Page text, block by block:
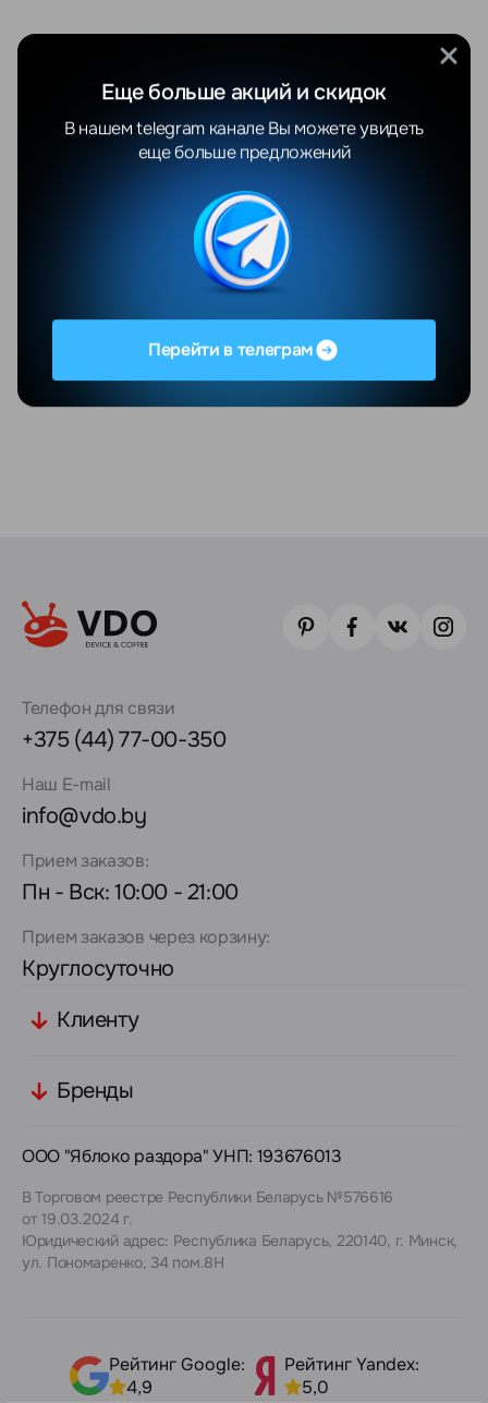
Телефон для связи
+375 (44) 77-00-350
Наш E-mail
info@vdo.by
Прием заказов:
Пн - Вск: 10:00 - 21:00
Прием заказов через корзину:
Круглосуточно
Клиенту
Бренды
ООО "Яблоко раздора" УНП: 193676013
В Торговом реестре Республики Беларусь №576616
от 19.03.2024 г.
Юридический адрес: Республика Беларусь, 220140, г. Минск,
ул. Пономаренко, 34 пом.8Н
Рейтинг Google:
4,9
Рейтинг Yandex:
5,0
Перейти в телеграм
Еще больше акций и скидок
В нашем telegram канале Вы можете увидеть
еще больше предложений